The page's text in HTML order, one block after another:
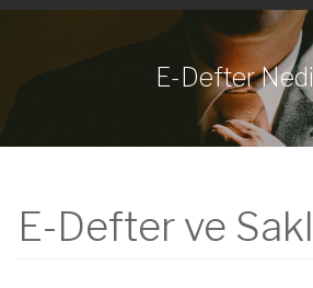
E-Defter
E-Defter ve